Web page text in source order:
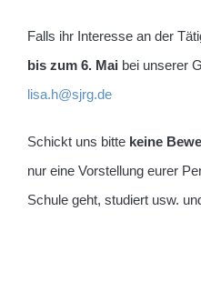
Falls ihr Interesse an der
bis zum 6. Mai bei unserer
lisa.h@sjrg.de
Schickt uns bitte keine
nur eine Vorstellung eurer
Schule geht, studiert usw.